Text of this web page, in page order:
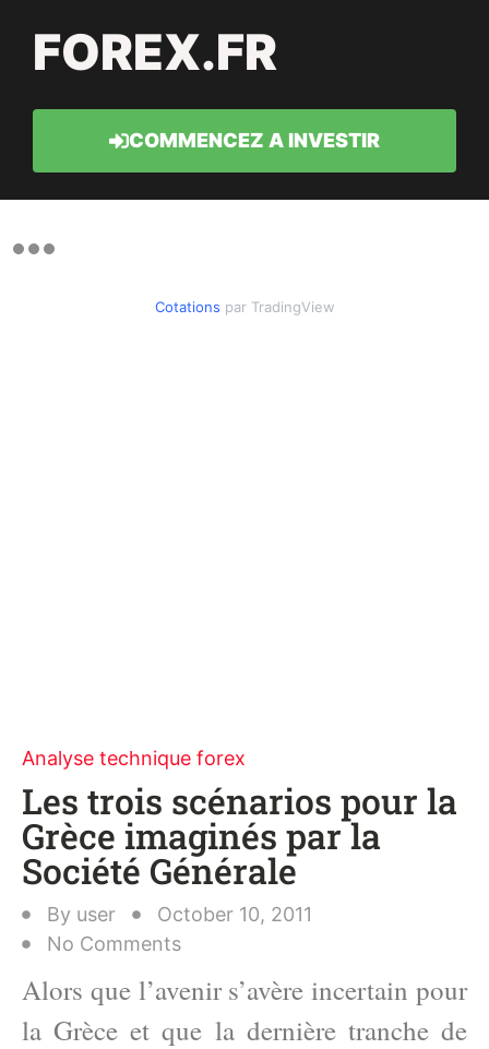
FOREX.FR
COMMENCEZ A INVESTIR
Cotations par TradingView
Analyse technique forex
Les trois scénarios pour la
Grèce imaginés par la
Société Générale
By user
October 10, 2011
No Comments
Alors que l’avenir s’avère incertain pour
la Grèce et que la dernière tranche de